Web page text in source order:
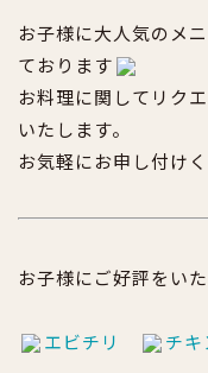
お子様に大人気のメ
ております
お料理に関してリク
いたします。
お気軽にお申し付け
お子様にご好評をい
エビチリ チ